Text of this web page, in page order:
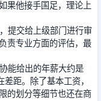
果他接手国足，理论上
提交给上级部门进行审
责专业方面的评估，最
能给出的年薪大约是
距。除了基本工资，
的划分等细节也还在商